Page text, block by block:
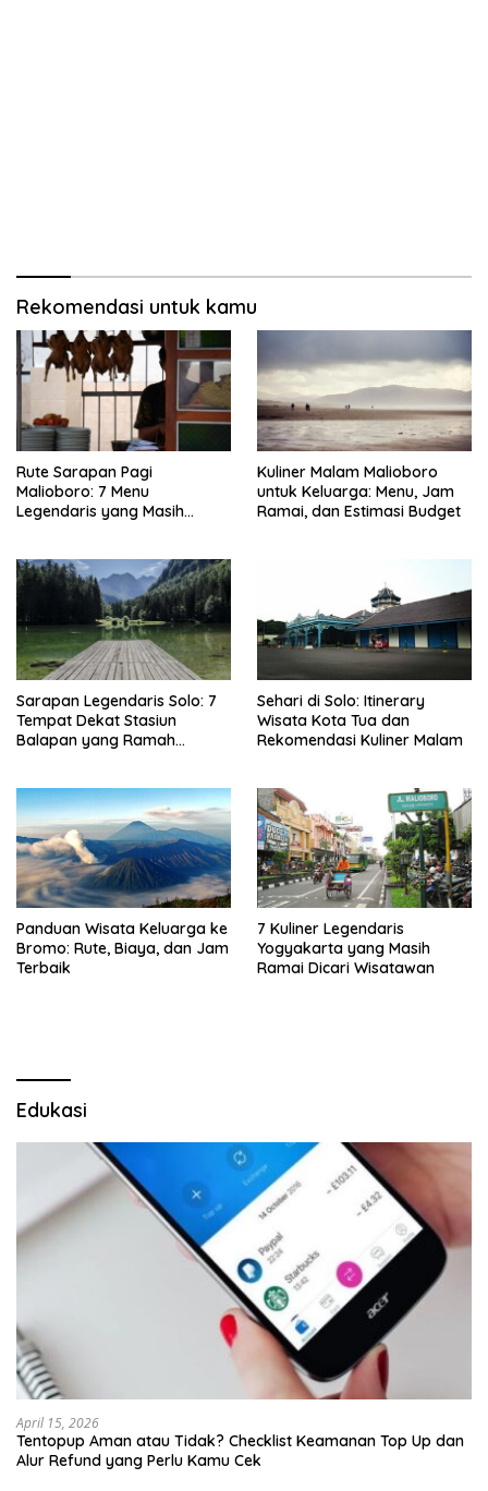
Rekomendasi untuk kamu
Rute Sarapan Pagi
Malioboro: 7 Menu
Legendaris yang Masih
Kuliner Malam Malioboro
untuk Keluarga: Menu, Jam
Ramai, dan Estimasi Budget
Sarapan Legendaris Solo: 7
Tempat Dekat Stasiun
Balapan yang Ramah
Sehari di Solo: Itinerary
Wisata Kota Tua dan
Rekomendasi Kuliner Malam
Panduan Wisata Keluarga ke
Bromo: Rute, Biaya, dan Jam
Terbaik
7 Kuliner Legendaris
Yogyakarta yang Masih
Ramai Dicari Wisatawan
Edukasi
April 15, 2026
Tentopup Aman atau Tidak? Checklist Keamanan Top Up dan
Alur Refund yang Perlu Kamu Cek